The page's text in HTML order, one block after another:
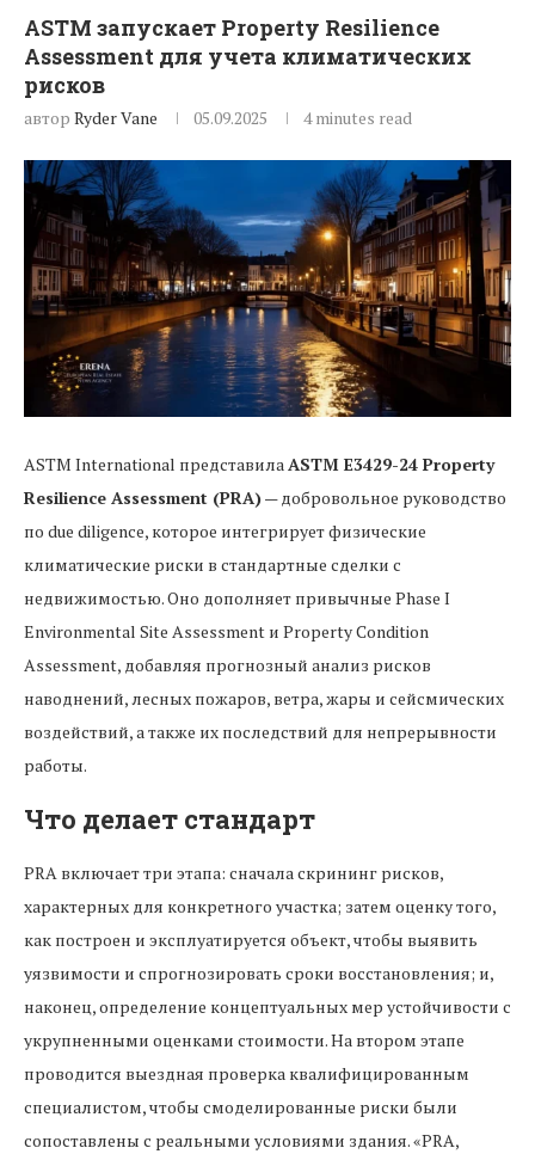
ASTM запускает Property Resilience
Assessment для учета климатических
рисков
автор Ryder Vane 05.09.2025 4 minutes read
ASTM International представила ASTM E3429-24 Property
Resilience Assessment (PRA)— добровольное руководство
по due diligence, которое интегрирует физические
климатические риски в стандартные сделки с
недвижимостью. Оно дополняет привычные Phase I
Environmental Site Assessment и Property Condition
Assessment, добавляя прогнозный анализ рисков
наводнений, лесных пожаров, ветра, жары и сейсмических
воздействий, а также их последствий для непрерывности
работы.
Что делает стандарт
PRA включает три этапа: сначала скрининг рисков,
характерных для конкретного участка; затем оценку того,
как построен и эксплуатируется объект, чтобы выявить
уязвимости и спрогнозировать сроки восстановления; и,
наконец, определение концептуальных мер устойчивости с
укрупненными оценками стоимости. На втором этапе
проводится выездная проверка квалифицированным
специалистом, чтобы смоделированные риски были
сопоставлены с реальными условиями здания. «PRA,